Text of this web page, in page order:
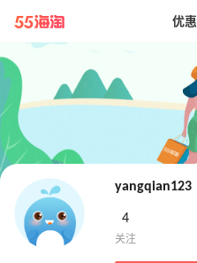
带你去官网买正品
优惠
yangqian123
4